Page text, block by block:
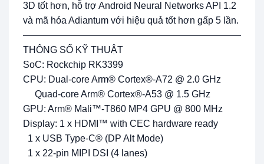
3D tốt hơn, hỗ trợ Android Neural Networks API 1.2
và mã hóa Adiantum với hiệu quả tốt hơn gấp 5 lần.
THÔNG SỐ KỸ THUẬT
SoC: Rockchip RK3399
CPU: Dual-core Arm® Cortex®-A72 @ 2.0 GHz
Quad-core Arm® Cortex®-A53 @ 1.5 GHz
GPU: Arm® Mali™-T860 MP4 GPU @ 800 MHz
Display: 1 x HDMI™ with CEC hardware ready
1 x USB Type-C® (DP Alt Mode)
1 x 22-pin MIPI DSI (4 lanes)